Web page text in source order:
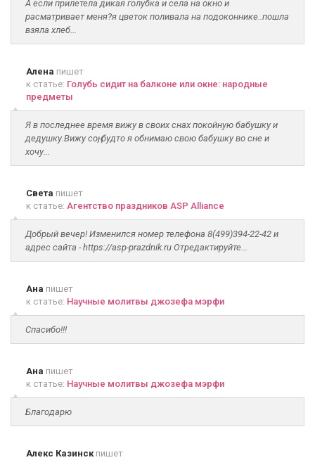
А если прилетела дикая голубка и села на окно и
расматривает меня?я цветок поливала на подоконнике..пошла
взяла хлеб...
Алена пишет
к статье: Голубь сидит на балконе или окне: народные
предметы
Я в последнее время вижу в своих снах покойную бабушку и
дедушку.Вижу соң, будто я обнимаю свою бабушку во сне и
хочу...
Света пишет
к статье: Агентство праздников ASP Alliance
Добрый вечер! Изменился номер телефона 8(499)394-22-42 и
адрес сайта - https://asp-prazdnik.ru Отредактируйте...
Ана пишет
к статье: Научные молитвы джозефа мэрфи
Спасибо!!!
Ана пишет
к статье: Научные молитвы джозефа мэрфи
Благодарю
Алекс Казинскпишет